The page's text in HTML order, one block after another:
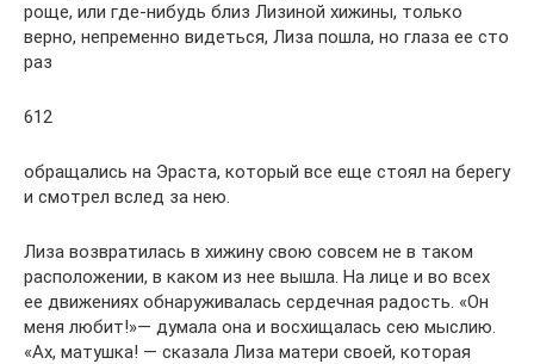
роще, или где-нибудь близ Лизиной хижины, только
верно, непременно видеться, Лиза пошла, но глаза ее сто
раз
612
обращались на Эраста, который все еще стоял на берегу
и смотрел вслед за нею.
Лиза возвратилась в хижину свою совсем не в таком
расположении, в каком из нее вышла. На лице и во всех
ее движениях обнаруживалась сердечная радость. «Он
меня любит!»— думала она и восхищалась сею мыслию.
«Ах, матушка! — сказала Лиза матери своей, которая